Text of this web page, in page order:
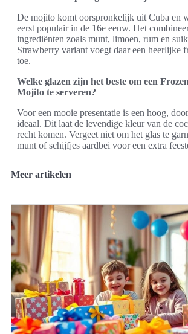
De mojito komt oorspronkelijk uit Cuba en
eerst populair in de 16e eeuw. Het
ingrediënten zoals munt, limoen, rum en
Strawberry variant voegt daar een heerlijke
toe.
Welke glazen zijn het beste om een
Mojito te serveren?
Voor een mooie presentatie is een hoog,
ideaal. Dit laat de levendige kleur van de
recht komen. Vergeet niet om het glas te
munt of schijfjes aardbei voor een extra
Meer artikelen